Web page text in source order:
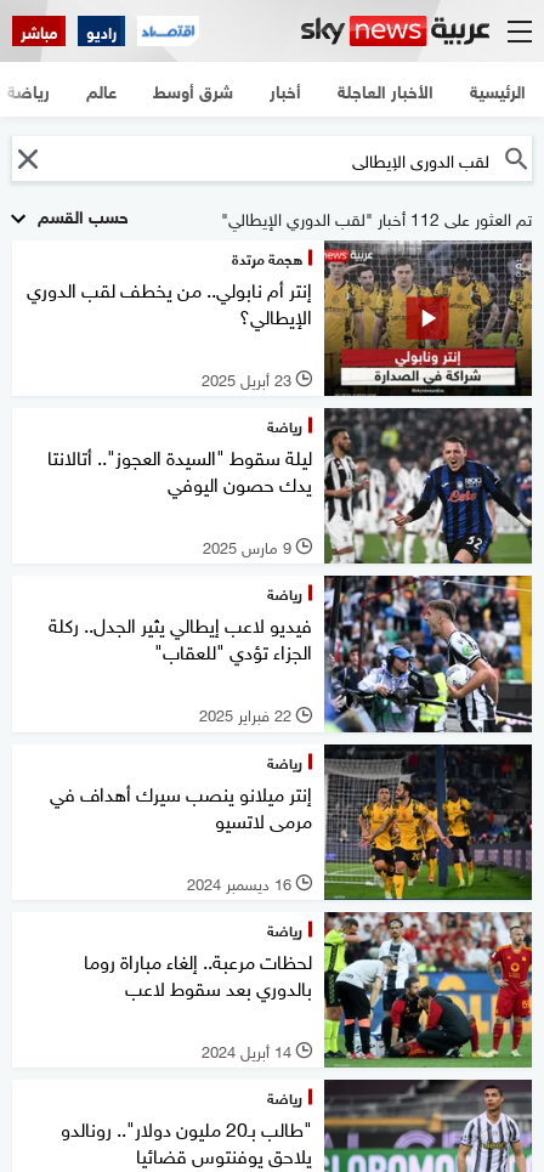
راديو مباشر
الرئيسية الأخبار العاجلة أخبار شرق أوسط عالم رياضة
حسب القسم تم العثور على 112 أخبار "لقب الدوري الإيطالي"
هجمة مرتدة
إنتر أم نابولي.. من يخطف لقب الدوري
الإيطالي؟
l 23 أبريل 2025
رياضة
ليلة سقوط "السيدة العجوز".. أتالانتا
يدك حصون اليوفي
l 9 مارس 2025
رياضة
فيديو لاعب إيطالي يثير الجدل.. ركلة
الجزاء تؤدي "للعقاب"
l 22 فبراير 2025
رياضة
إنتر ميلانو ينصب سيرك أهداف في
مرمى لاتسيو
l 16 ديسمبر 2024
رياضة
لحظات مرعبة.. إلغاء مباراة روما
بالدوري بعد سقوط لاعب
l 14 أبريل 2024
رياضة
"طالب بـ20 مليون دولار".. رونالدو
يلاحق يوفنتوس قضائيا